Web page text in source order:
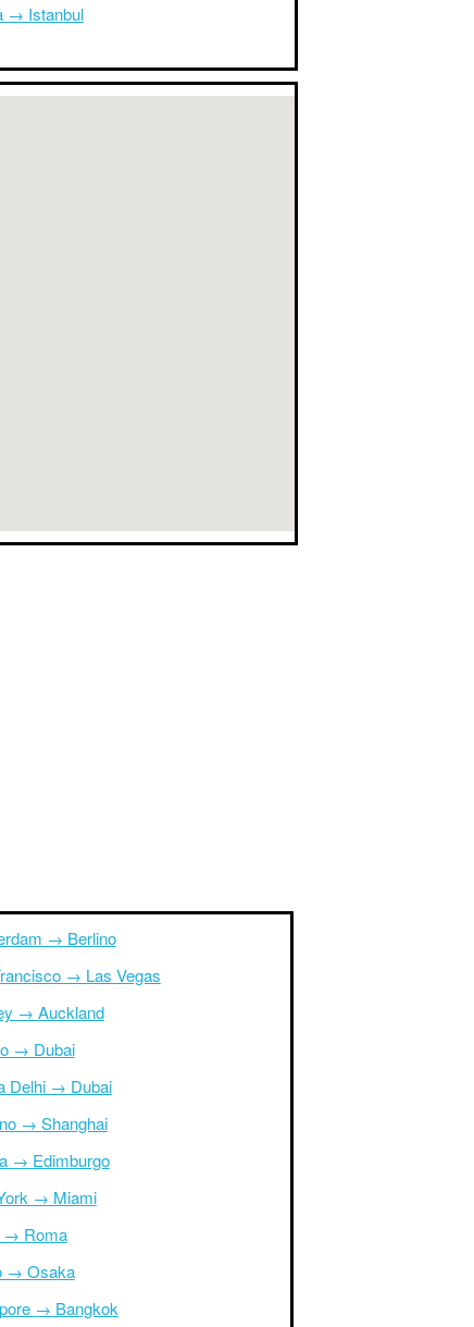
→ Istanbul
→ Berlino
→ Las Vegas
→ Auckland
→ Dubai
Delhi → Dubai
→ Shanghai
→ Edimburgo
→ Miami
→ Roma
→ Osaka
→ Bangkok